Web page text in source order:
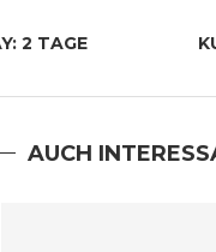
2 TAGE
AUCH